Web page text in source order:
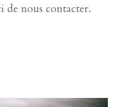
de nous contacter.